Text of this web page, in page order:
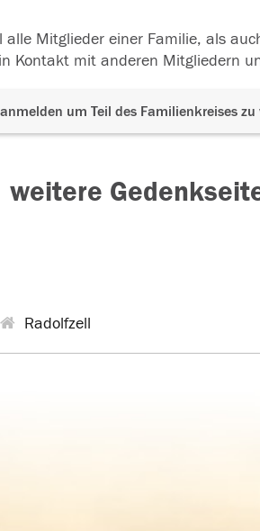
Mitglieder einer Familie, als
Kontakt mit anderen Mitgliedern
um Teil des Familienkreises zu
weitere
Radolfzell